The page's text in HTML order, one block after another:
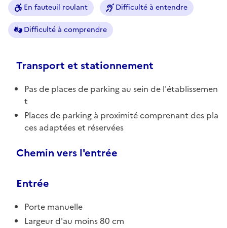
En fauteuil roulant Difficulté à entendre
Difficulté à comprendre
Transport et stationnement
Pas de places de parking au sein de l'établissemen
t
Places de parking à proximité comprenant des pla
ces adaptées et réservées
Chemin vers l'entrée
Entrée
Porte manuelle
Largeur d'au moins 80 cm